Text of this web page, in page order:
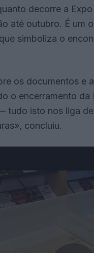
decorre a
até outubro. É um
simboliza o
os documentos e
o encerramento
tudo isto nos liga
concluiu.